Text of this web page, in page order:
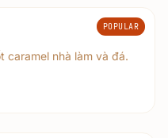
POPULAR
caramel nhà làm và đá.